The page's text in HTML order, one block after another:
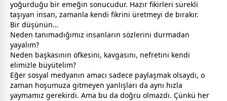
yoğurduğu bir emeğin sonucudur. Hazır fikirleri sürekli
taşıyan insan, zamanla kendi fikrini üretmeyi de bırakır.
Bir düşünün…
Neden tanımadığımız insanların sözlerini durmadan
yayalım?
Neden başkasının öfkesini, kavgasını, nefretini kendi
elimizle büyütelim?
Eğer sosyal medyanın amacı sadece paylaşmak olsaydı, o
zaman hoşumuza gitmeyen yanlışları da aynı hızla
yaymamız gerekirdi. Ama bu da doğru olmazdı. Çünkü her